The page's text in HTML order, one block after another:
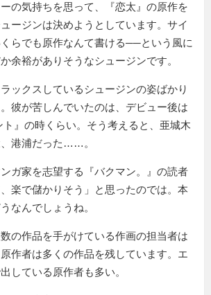
の気持ちを思って、『恋太』の原作を
ージンは決めようとしています。サイ
らでも原作なんて書ける──という風に
余裕がありそうなシュージンです。
ックスしているシュージンの姿ばかり
彼が苦しんでいたのは、デビュー後は
ト』の時くらい。そう考えると、亜城木
港浦だった……。
ガ家を志望する『バクマン。』の読者
楽で儲かりそう」と思ったのでは。本
なんでしょうね。
の作品を手がけている作画の担当者は
作者は多くの作品を残しています。エ
している原作者も多い。